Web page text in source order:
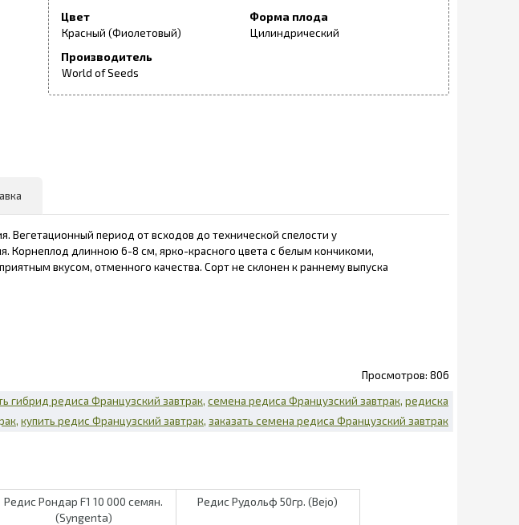
Цвет
Красный (Фиолетовый)
Форма плода
Цилиндрический
Производитель
World of Seeds
Вегетационный период от всходов до технической спелости у
Корнеплод длинною 6-8 см, ярко-красного цвета с белым кончикоми,
вкусом, отменного качества. Сорт не склонен к раннему выпуска
806
гибрид редиса Французский завтрак семена редиса Французский завтрак редиска
купить редис Французский завтрак заказать семена редиса Французский завтрак
Редис Рондар F1 10 000 семян.
(Syngenta)
Редис Рудольф 50гр. (Bejo)